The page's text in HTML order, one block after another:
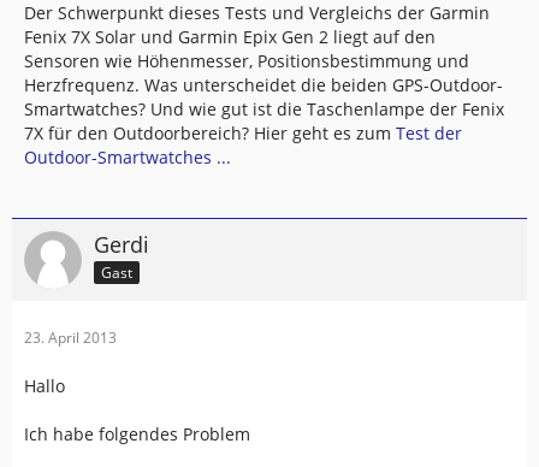
Der Schwerpunkt dieses Tests und Vergleichs der Garmin
Fenix 7X Solar und Garmin Epix Gen 2 liegt auf den
Sensoren wie Höhenmesser, Positionsbestimmung und
Herzfrequenz. Was unterscheidet die beiden GPS-Outdoor-
Smartwatches? Und wie gut ist die Taschenlampe der Fenix
7X für den Outdoorbereich? Hier geht es zum Test der
Outdoor-Smartwatches ...
Gerdi
Gast
23. April 2013
Hallo
Ich habe folgendes Problem